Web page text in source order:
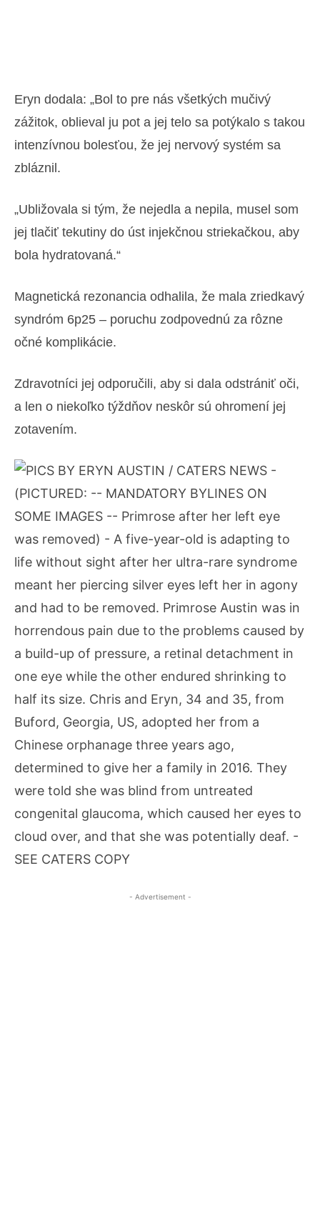
Eryn dodala: „Bol to pre nás všetkých mučivý
zážitok, oblieval ju pot a jej telo sa potýkalo s takou
intenzívnou bolesťou, že jej nervový systém sa
zbláznil.
„Ubližovala si tým, že nejedla a nepila, musel som
jej tlačiť tekutiny do úst injekčnou striekačkou, aby
bola hydratovaná.“
Magnetická rezonancia odhalila, že mala zriedkavý
syndróm 6p25 – poruchu zodpovednú za rôzne
očné komplikácie.
Zdravotníci jej odporučili, aby si dala odstrániť oči,
a len o niekoľko týždňov neskôr sú ohromení jej
zotavením.
- Advertisement -